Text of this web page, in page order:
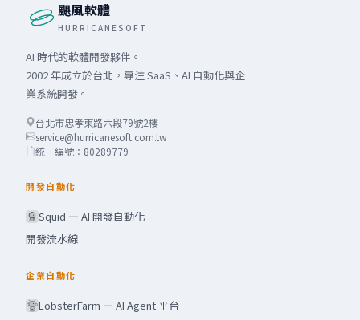
颶風軟體
HURRICANESOFT
AI 時代的軟體開發夥伴。
2002 年成立於台北，專注 SaaS、AI 自動化與企
業系統開發。
台北市忠孝東路六段79號2樓
service@hurricanesoft.com.tw
統一編號：80289779
開發自動化
Squid — AI 開發自動化
開發流水線
企業自動化
LobsterFarm — AI Agent 平台